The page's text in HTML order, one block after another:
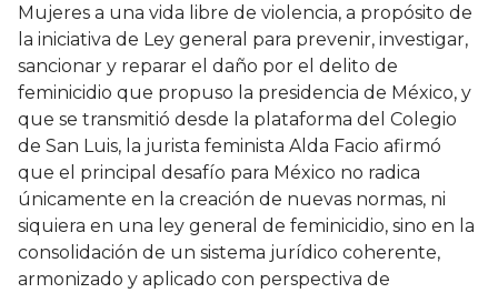
Mujeres a una vida libre de violencia, a propósito de
la iniciativa de Ley general para prevenir, investigar,
sancionar y reparar el daño por el delito de
feminicidio que propuso la presidencia de México, y
que se transmitió desde la plataforma del Colegio
de San Luis, la jurista feminista Alda Facio afirmó
que el principal desafío para México no radica
únicamente en la creación de nuevas normas, ni
siquiera en una ley general de feminicidio, sino en la
consolidación de un sistema jurídico coherente,
armonizado y aplicado con perspectiva de